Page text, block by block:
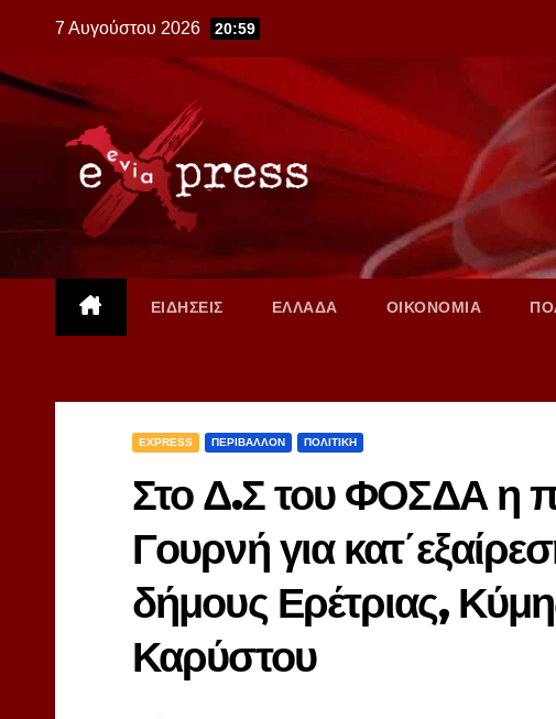
content
7 Αυγούστου 2026 20:59
ΕΙΔΗΣΕΙΣ ΕΛΛΑΔΑ ΟΙΚΟΝΟΜΙΑ
EXPRESS ΠΕΡΙΒΑΛΛΟΝ ΠΟΛΙΤΙΚΗ
Στο Δ.Σ του ΦΟΣΔΑ η
Γουρνή για
δήμους Ερέτριας,
Καρύστου